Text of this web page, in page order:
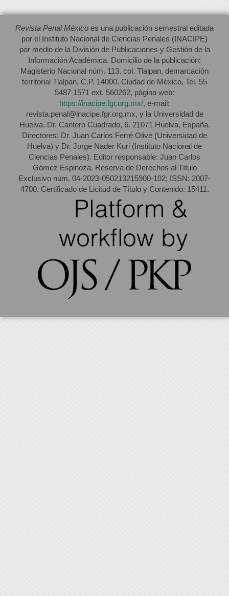
Revista Penal México es una publicación semestral editada
por el Instituto Nacional de Ciencias Penales (INACIPE)
por medio de la División de Publicaciones y Gestión de la
Información Académica. Domicilio de la publicación:
Magisterio Nacional núm. 113, col. Tlalpan, demarcación
territorial Tlalpan, C.P. 14000, Ciudad de México, Tel. 55
5487 1571 ext. 560262, página web:
https://inacipe.fgr.org.mx/, e-mail:
revista.penal@inacipe.fgr.org.mx, y la Universidad de
Huelva. Dr. Cantero Cuadrado, 6. 21071 Huelva, España.
Directores: Dr. Juan Carlos Ferré Olivé (Universidad de
Huelva) y Dr. Jorge Nader Kuri (Instituto Nacional de
Ciencias Penales). Editor responsable: Juan Carlos
Gómez Espinoza. Reserva de Derechos al Título
Exclusivo núm. 04-2023-050213215900-102; ISSN: 2007-
4700. Certificado de Licitud de Título y Contenido: 15411.